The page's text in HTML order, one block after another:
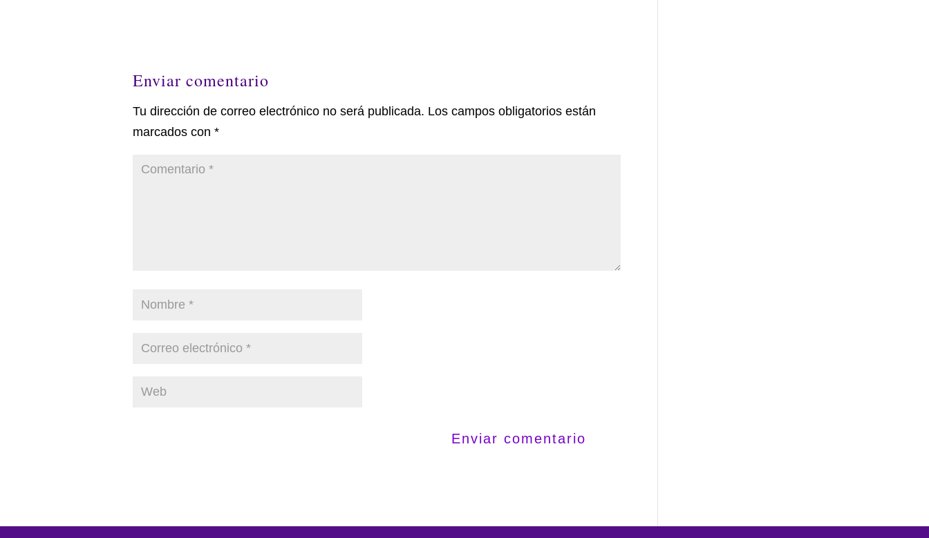
Enviar comentario
Tu dirección de correo electrónico no será publicada. Los campos obligatorios están
marcados con *